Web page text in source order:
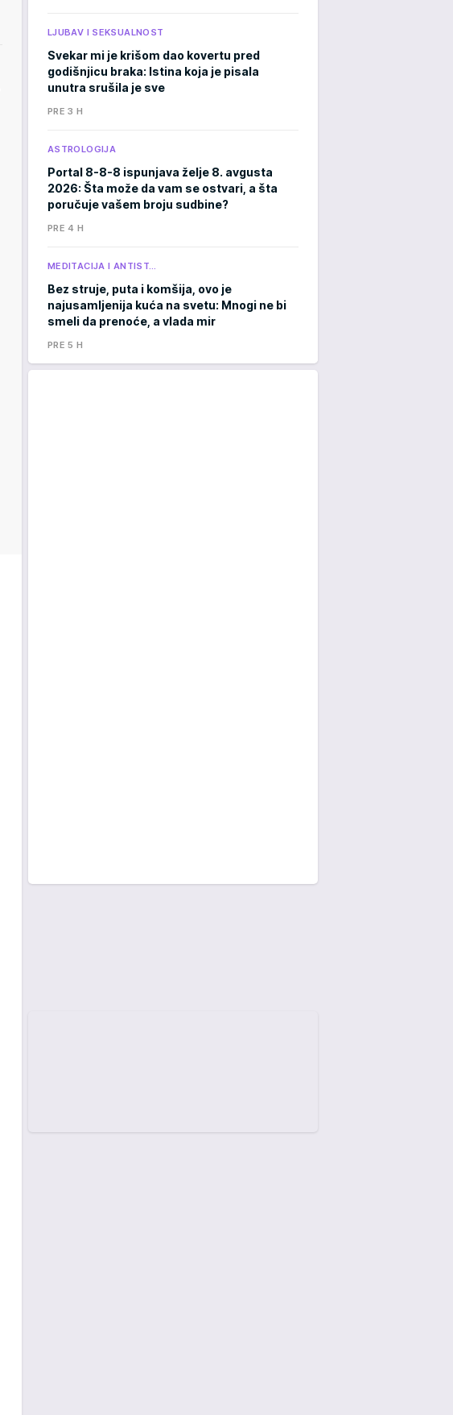
LJUBAV I SEKSUALNOST
Svekar mi je krišom dao kovertu pred
godišnjicu braka: Istina koja je pisala
unutra srušila je sve
PRE 3 H
ASTROLOGIJA
Portal 8-8-8 ispunjava želje 8. avgusta
2026: Šta može da vam se ostvari, a šta
poručuje vašem broju sudbine?
PRE 4 H
MEDITACIJA I ANTIST…
Bez struje, puta i komšija, ovo je
najusamljenija kuća na svetu: Mnogi ne bi
smeli da prenoće, a vlada mir
PRE 5 H